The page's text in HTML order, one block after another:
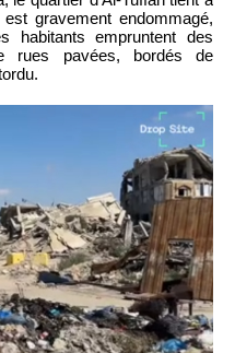
gravement endommagé,
habitants empruntent des
rues pavées, bordés de